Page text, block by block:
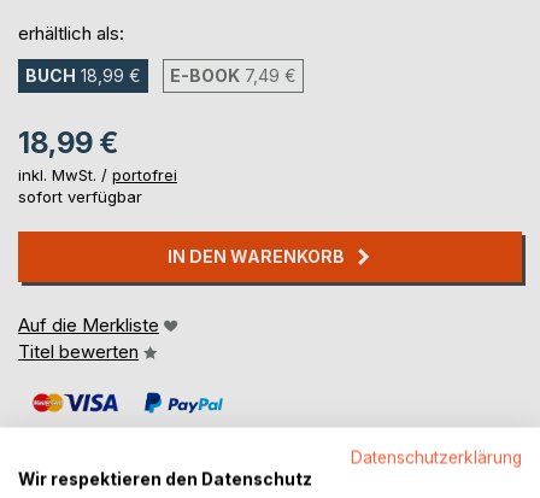
erhältlich als:
BUCH 18,99 € E-BOOK 7,49 €
18,99 €
inkl. MwSt. / portofrei
sofort verfügbar
IN DEN WARENKORB
Auf die Merkliste
Titel bewerten
Datenschutzerklärung
Wir respektieren den Datenschutz